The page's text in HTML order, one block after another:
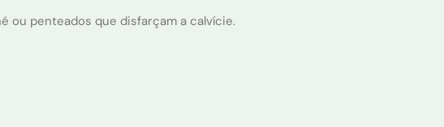
ou penteados que disfarçam a calvície.